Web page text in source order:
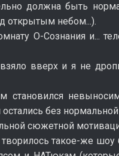
должна быть
открытым небом...).
О-Сознания и...
вверх и я не
становился
без
сюжетной
творилось такое-же